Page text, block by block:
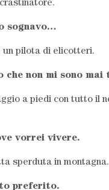
sognavo…
un pilota di elicotteri.
che non mi sono mai
a piedi con tutto il
vorrei vivere.
sperduta in montagna.
preferito.